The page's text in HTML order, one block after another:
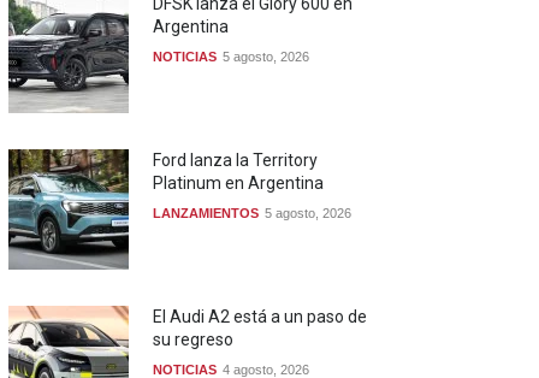
Argentina
NOTICIAS 5 agosto, 2026
Ford lanza la Territory
Platinum en Argentina
LANZAMIENTOS 5 agosto, 2026
El Audi A2 está a un paso de
su regreso
NOTICIAS 4 agosto, 2026